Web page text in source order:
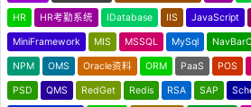
HR HR考勤系统 IDatabase IIS JavaScript
MiniFramework MIS MSSQL MySql
NPM OMS Oracle资料 ORM PaaS POS
PSD QMS RedGet Redis RSA SAP